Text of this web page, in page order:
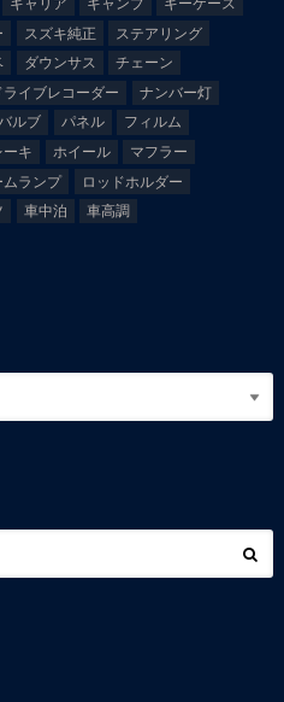
スズキ純正
ステアリング
ダウンサス
チェーン
ライブレコーダー
ナンバー灯
ルブ パネル
フィルム
ーキ ホイール
マフラー
ムランプ
ロッドホルダー
車中泊 車高調